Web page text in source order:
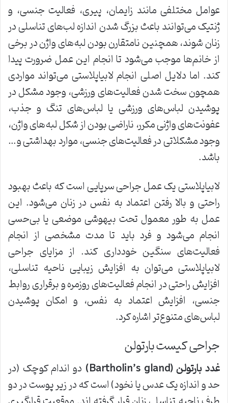
عوامل مختلفی مانند زایمان، پیری، فعالیت جنسی، و
ژنتیک می‌توانند باعث بزرگ شدن اندازه لب‌های تناسلی در
زنان شوند، همچنین نامتقارن بودن لبه‌های واژن در برخی
از خانم‌ها موجب می‌شود تا انجام این عمل ضرورت پیدا
کند. اما دلایل اصلی انجام لابیاپلاستی می‌تواند مواردی
همچون سخت شدن فعالیت‌های ورزشی، وجود مشکل در
پوشیدن لباس‌های ورزشی یا لباس‌های تنگ و جذب،
عفونت‌های واژنی مکرر، ناراضی بودن از شکل لبه‌های واژن،
وجود مشکلاتی در فعالیت‌های جنسی، موارد بهداشتی و…
باشد.
لابیاپلاستی یک عمل جراحی سرپایی است که باعث بهبود
راحتی و بالا رفتن اعتماد به نفس در زنان می‌شود. این
عمل به طور معمول تحت بیهوشی موضعی یا بی‌حسی
انجام می‌شود و فرد باید تا مدت مشخصی از انجام
فعالیت‌های سنگین خودداری کند. از مزایای جراحی
لابیاپلاستی می‌توان به افزایش زیبایی ناحیه تناسلی،
افزایش راحتی در انجام فعالیت‌های روزمره و برقراری روابط
جنسی، افزایش اعتماد به نفس، و امکان پوشیدن
لباس‌های متنوع‌تر اشاره کرد.
جراحی کیست بارتولن
غدد بارتولن(Bartholin’s gland)
دو اندام کوچک (در
حد و اندازه یک عدس یا نخود) است که در زیر پوست در دو